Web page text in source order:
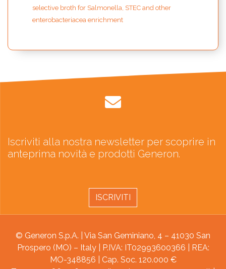
selective broth for Salmonella, STEC and other
enterobacteriacea enrichment
Iscriviti alla nostra newsletter per scoprire in
anteprima novità e prodotti Generon.
ISCRIVITI
© Generon S.p.A. | Via San Geminiano, 4 – 41030 San
Prospero (MO) – Italy | P.IVA: IT02993600366 | REA:
MO-348856 | Cap. Soc. 120.000 €